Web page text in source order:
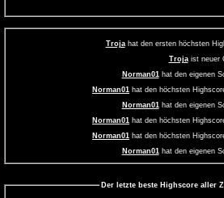
Trojahat den ersten höchsten
Trojaist neuer
Norman01
hat den eigenen
Norman01
hat den höchsten
Norman01
hat den eigenen
Norman01
hat den höchsten
Norman01
hat den höchsten
Norman01
hat den eigenen
Norman01hat den eigenen
Norman01 hat den höchsten
Der letzte beste Highscore aller